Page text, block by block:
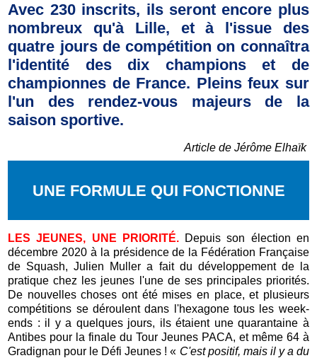
Avec 230 inscrits, ils seront encore plus
nombreux qu'à Lille, et à l'issue des
quatre jours de compétition on connaîtra
l'identité des dix champions et de
championnes de France. Pleins feux sur
l'un des rendez-vous majeurs de la
saison sportive.
Article de Jérôme Elhaïk
UNE FORMULE QUI FONCTIONNE
LES JEUNES, UNE PRIORITÉ. Depuis son élection en
décembre 2020 à la présidence de la Fédération Française
de Squash, Julien Muller a fait du développement de la
pratique chez les jeunes l'une de ses principales priorités.
De nouvelles choses ont été mises en place, et plusieurs
compétitions se déroulent dans l'hexagone tous les week-
ends : il y a quelques jours, ils étaient une quarantaine à
Antibes pour la finale du Tour Jeunes PACA, et même 64 à
Gradignan pour le Défi Jeunes ! « C'est positif, mais il y a du